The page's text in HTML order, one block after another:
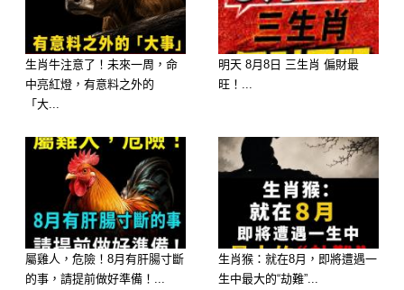
天我們來細細聊聊這些被稱為「屋子的
反常」，它們是如何反映出住戶的氣場
變化，以及我們該如何從中尋找啟示。
生肖牛注意了！未來一周，命
中亮紅燈，有意料之外的
「大...
明天 8月8日 三生肖 偏財最
旺！...
屬雞人，危險！8月有肝腸寸斷
的事，請提前做好準備！...
生肖猴：就在8月，即將遭遇一
生中最大的“劫難”...